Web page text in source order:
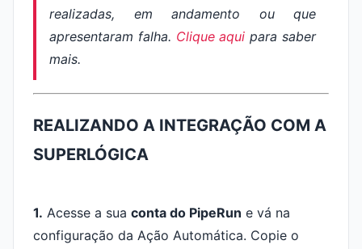
realizadas, em andamento ou que
apresentaram falha. Clique aqui para saber
mais.
REALIZANDO A INTEGRAÇÃO COM A
SUPERLÓGICA
1. Acesse a sua conta do PipeRun e vá na
configuração da Ação Automática. Copie o